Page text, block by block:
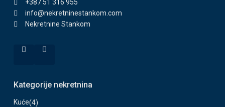
+387 51 316 955
info@nekretninestankom.com
Nekretnine Stankom
Kategorije nekretnina
Kuće(4)